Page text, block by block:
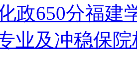
政650分福建
业及冲稳保